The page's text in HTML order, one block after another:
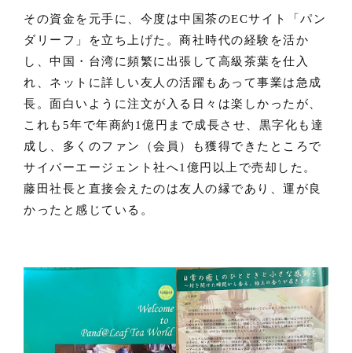
その資金を元手に、今度は中国茶のECサイト「パン
ダリーフ」を立ち上げた。商社時代の経験を活か
し、中国・台湾に頻繁に出張して高級茶葉を仕入
れ、ネットに詳しい友人の活躍もあって事業は急成
長。面白いように注文が入る日々は楽しかったが、
これも5年で年商約1億円まで成長させ、黒字化も達
成し、多くのファン（会員）も獲得できたところで
サイバーエージェント社へ1億円以上で売却した。
藤田社長と直接会えたのは友人の縁であり、運が良
かったと感じている。